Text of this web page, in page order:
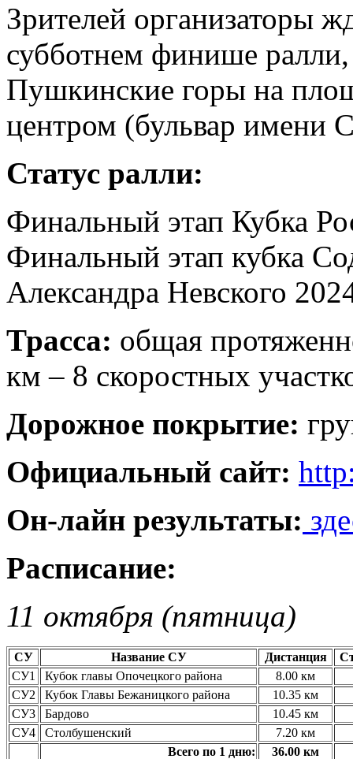
Зрителей организаторы
субботнем финише
Пушкинские горы на
центром (бульвар имени
Статус ралли:
Финальный этап Кубка
Финальный этап кубка
Александра Невского
Трасса: общая
км – 8 скоростных
Дорожное покрытие:
Официальный сайт:
Он-лайн результаты:
Расписание:
11 октября (пятница)
СУ Название СУ Дистанция
СУ1
Кубок главы Опочецкого района
8.00 км
СУ2
Кубок Главы Бежаницкого района
10.35 км
СУ3
Бардово
10.45 км
СУ4
Столбушенский
7.20 км
Всего по 1 дню:
36.00 км